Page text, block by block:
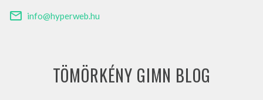
info@hyperweb.hu
TÖMÖRKÉNY GIMN BLOG